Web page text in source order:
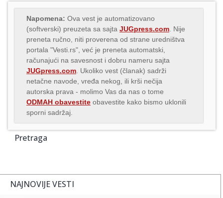
Napomena: Ova vest je automatizovano
(softverski) preuzeta sa sajta JUGpress.com . Nije
preneta ručno, niti proverena od strane uredništva
portala "Vesti.rs", već je preneta automatski,
računajući na savesnost i dobru nameru sajta
JUGpress.com . Ukoliko vest (članak) sadrži
netačne navode, vređa nekog, ili krši nečija
autorska prava - molimo Vas da nas o tome
ODMAH obavestite obavestite kako bismo uklonili
sporni sadržaj.
Pretraga
NAJNOVIJE VESTI